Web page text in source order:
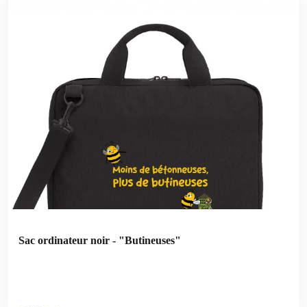
Sac ordinateur noir - "Butineuses"